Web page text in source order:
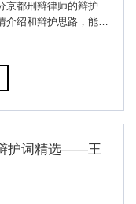
京都刑辩律师的辩护
介绍和辩护思路，能够
护词精选——王